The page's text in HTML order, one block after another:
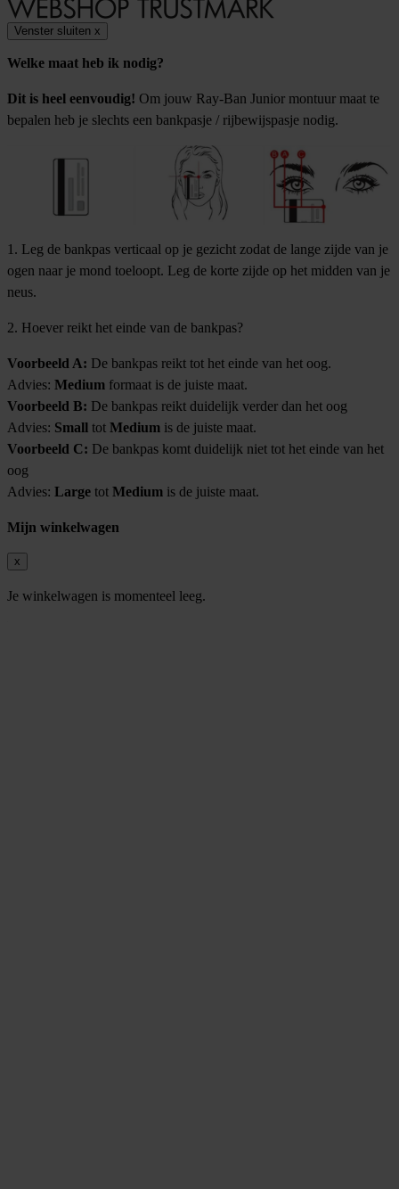
Venster sluiten x
Welke maat heb ik nodig?
Dit is heel eenvoudig! Om jouw Ray-Ban Junior montuur maat te
bepalen heb je slechts een bankpasje / rijbewijspasje nodig.
1. Leg de bankpas verticaal op je gezicht zodat de lange zijde van je
ogen naar je mond toeloopt. Leg de korte zijde op het midden van je
neus.
2. Hoever reikt het einde van de bankpas?
Voorbeeld A: De bankpas reikt tot het einde van het oog.
Advies: Medium formaat is de juiste maat.
Voorbeeld B: De bankpas reikt duidelijk verder dan het oog
Advies: Small tot Medium is de juiste maat.
Voorbeeld C: De bankpas komt duidelijk niet tot het einde van het
oog
Advies: Large tot Medium is de juiste maat.
Mijn winkelwagen
x
Je winkelwagen is momenteel leeg.